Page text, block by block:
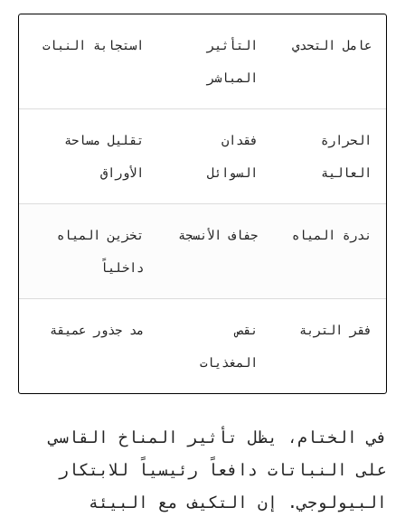
عامل التحدي التأثير
المباشر
استجابة النبات
الحرارة
العالية
فقدان
السوائل
تقليل مساحة
الأوراق
ندرة المياه جفاف الأنسجة تخزين المياه
داخلياً
فقر التربة نقص
المغذيات
مد جذور عميقة
في الختام، يظل
تأثير المناخ القاسي
على النباتات دافعاً رئيسياً للابتكار
البيولوجي. إن التكيف مع
البيئة